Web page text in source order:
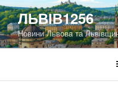
Перейти
до
вмісту
ЛЬВІВ1256
Новини Львова та